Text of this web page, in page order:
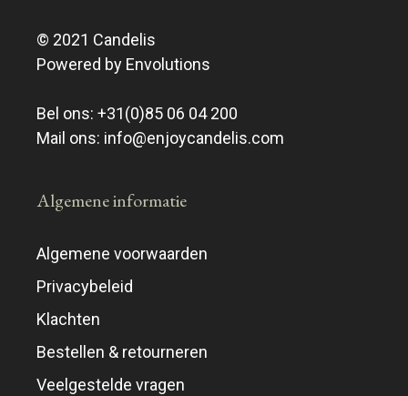
© 2021 Candelis
Powered by Envolutions
Bel ons: +31(0)85 06 04 200
Mail ons: info@enjoycandelis.com
Algemene informatie
Algemene voorwaarden
Privacybeleid
Klachten
Bestellen & retourneren
Veelgestelde vragen